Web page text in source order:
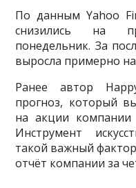
По данным Yahoo
снизились на
понедельник. За
выросла примерно на
Ранее автор
прогноз, который
на акции
Инструмент
такой важный
отчёт компании за